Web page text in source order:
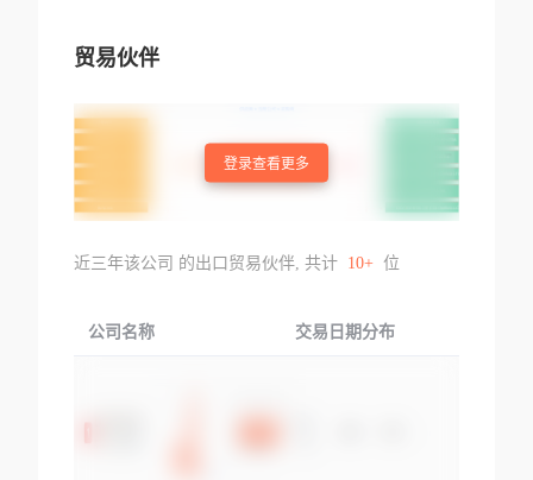
贸易伙伴
登录查看更多
近三年该公司 的出口贸易伙伴, 共计 10+ 位
公司名称 交易日期分布